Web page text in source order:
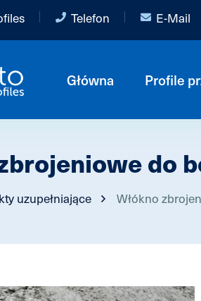
Telefon E-Mail
Główna Profile
do
uzupełniające Włókno